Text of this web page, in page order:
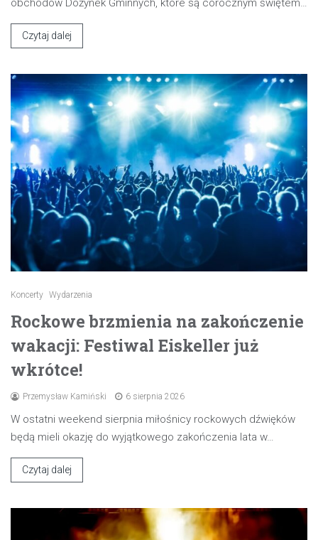
obchodów Dożynek Gminnych, które są corocznym świętem…
Czytaj dalej
Koncerty Wydarzenia
Rockowe brzmienia na zakończenie
wakacji: Festiwal Eiskeller już
wkrótce!
Przemysław Kamiński 6 sierpnia 2026
W ostatni weekend sierpnia miłośnicy rockowych dźwięków
będą mieli okazję do wyjątkowego zakończenia lata w…
Czytaj dalej